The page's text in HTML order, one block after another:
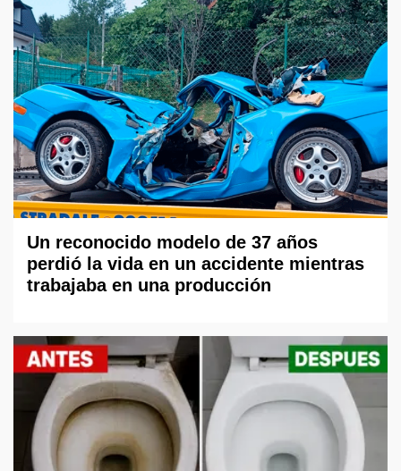
Un reconocido modelo de 37 años
perdió la vida en un accidente mientras
trabajaba en una producción